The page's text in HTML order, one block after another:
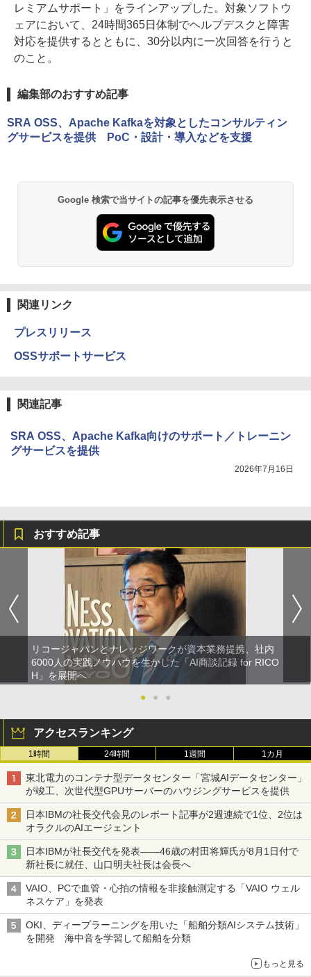
レミアムサポート」をラインアップした。対象ソフトウ
ェアにおいて、24時間365日体制でヘルプデスクと障害
対応を提供するとともに、30分以内に一次回答を行うと
のこと。
編集部のおすすめ記事
SRA OSS、Apache Kafkaを対象としたコンサルティン
グサービスを提供 PoC・設計・導入などを支援
Google 検索で当サイトの記事を優先表示させる
関連リンク
プレスリリース
OSSサポートサービス
関連記事
SRA OSS、Apache Kafka向けのサポート／トレーニン
グサービスを提供
2026年7月16日
おすすめ記事
リコージャパンとナレッジワークが資本業務提携、社内
6000人の実践ノウハウを生かした「AI商談記録 for RICO
H」を展開へ
●
● ●
アクセスランキング
1時間 24時間 1週間 1カ月
東北電力のコンテナ型データセンター「宮城AIデータセンター」
が竣工、次世代型GPUサーバーのハウジングサービスを提供
日本IBMの社長交代会見のレポート記事が2週連続で1位、2位は
オラクルのAIエージェント
日本IBMが社長交代を発表――46歳の村田将輝氏が8月1日付で
新社長に就任、山口明夫社長は会長へ
VAIO、PCで血管・心拍の情報を非接触測定する「VAIO ウェル
ネスケア」を発表
OKI、ディープラーニングを用いた「船舶分類AIシステム技術」
を開発 海中音を学習して船舶を分類
もっと見る